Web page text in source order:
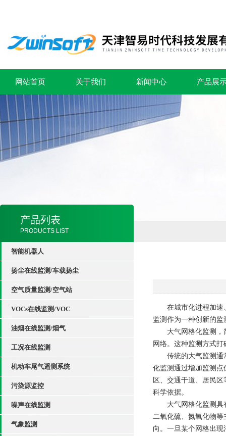
网站首页 关于我们 新闻中心 产品展
产品列表
PRODUCTS LIST
智能机器人
扬尘在线监测/车载扬尘
空气质量监测/空气站
VOCs在线监测/VOC
油烟在线监测/烟气
工况在线监测
机动车尾气遥测系统
污染源监控
噪声在线监测
气象监测
在城市化进程加速、
监测作为一种创新的
大气网格化监测，简
网络。这种监测方式
传统的大气监测通常
化监测通过增加监测
区、交通干道、居民
科学依据。
大气网格化监测具有
二氧化硫、氮氧化物
向。一旦某个网格出